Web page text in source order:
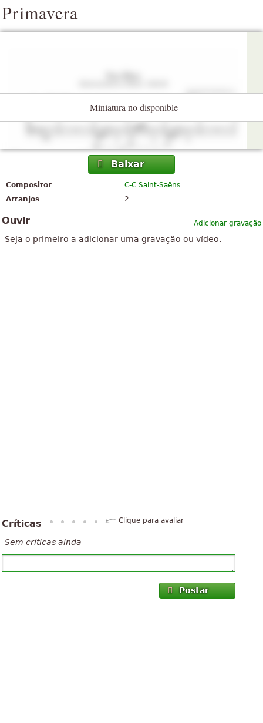
Primavera
Miniatura no disponible
Baixar
Compositor
C-C Saint-Saëns
Arranjos
2
Adicionar gravação
Ouvir
Seja o primeiro a adicionar uma gravação ou vídeo.
Críticas Clique para avaliar
Sem críticas ainda
Postar